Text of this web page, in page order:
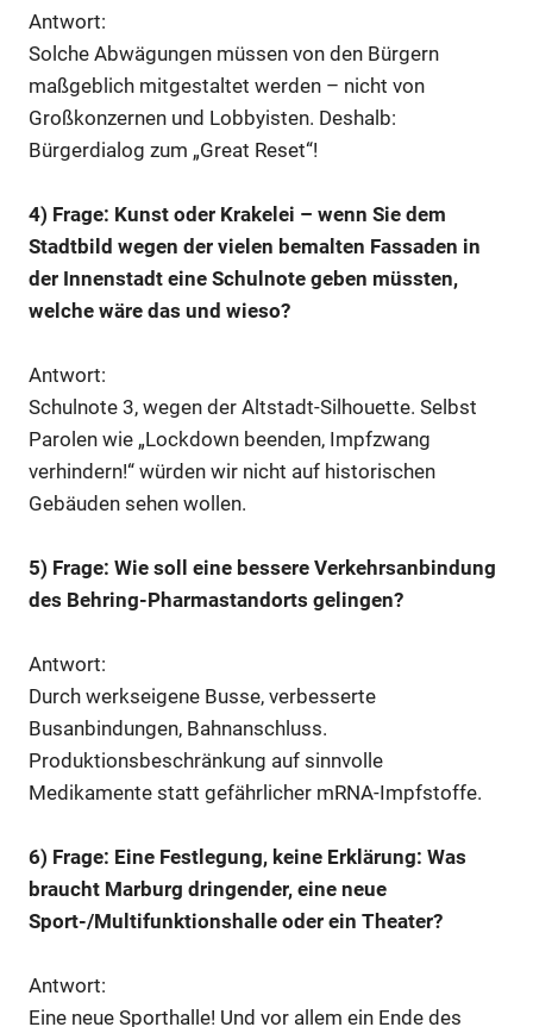
Antwort:
Solche Abwägungen müssen von den Bürgern
maßgeblich mitgestaltet werden – nicht von
Großkonzernen und Lobbyisten. Deshalb:
Bürgerdialog zum „Great Reset“!
4) Frage: Kunst oder Krakelei – wenn Sie dem
Stadtbild wegen der vielen bemalten Fassaden in
der Innenstadt eine Schulnote geben müssten,
welche wäre das und wieso?
Antwort:
Schulnote 3, wegen der Altstadt-Silhouette. Selbst
Parolen wie „Lockdown beenden, Impfzwang
verhindern!“ würden wir nicht auf historischen
Gebäuden sehen wollen.
5) Frage: Wie soll eine bessere Verkehrsanbindung
des Behring-Pharmastandorts gelingen?
Antwort:
Durch werkseigene Busse, verbesserte
Busanbindungen, Bahnanschluss.
Produktionsbeschränkung auf sinnvolle
Medikamente statt gefährlicher mRNA-Impfstoffe.
6) Frage: Eine Festlegung, keine Erklärung: Was
braucht Marburg dringender, eine neue
Sport-/Multifunktionshalle oder ein Theater?
Antwort:
Eine neue Sporthalle! Und vor allem ein Ende des